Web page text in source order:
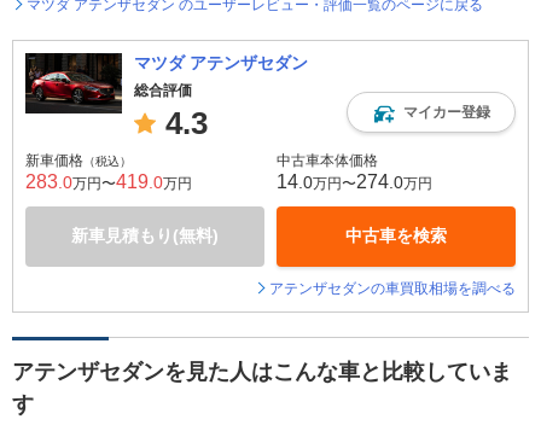
マツダ アテンザセダン のユーザーレビュー・評価一覧のページに戻る
マツダ アテンザセダン
総合評価
4.3 マイカー登録
新車価格 （税込）
283 .0万円〜419 .0万円
新車見積もり(無料)
中古車本体価格
14 .0万円〜274 .0万円
中古車を検索
アテンザセダンの車買取相場を調べる
アテンザセダンを見た人はこんな車と比較していま
す